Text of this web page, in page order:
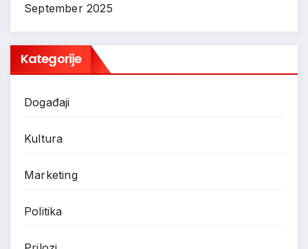
September 2025
Kategorije
Događaji
Kultura
Marketing
Politika